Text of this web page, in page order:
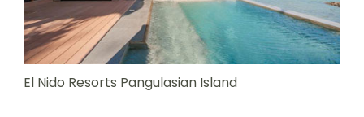
El Nido Resorts Pangulasian Island